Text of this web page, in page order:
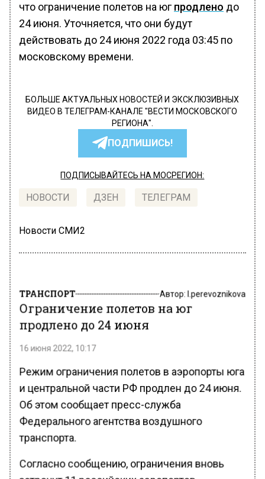
что ограничение полетов на юг продлено до
24 июня. Уточняется, что они будут
действовать до 24 июня 2022 года 03:45 по
московскому времени.
БОЛЬШЕ АКТУАЛЬНЫХ НОВОСТЕЙ И ЭКСКЛЮЗИВНЫХ
ВИДЕО В ТЕЛЕГРАМ-КАНАЛЕ "ВЕСТИ МОСКОВСКОГО
РЕГИОНА".
ПОДПИШИСЬ!
ПОДПИСЫВАЙТЕСЬ НА МОСРЕГИОН:
НОВОСТИ ДЗЕН ТЕЛЕГРАМ
Новости СМИ2
ТРАНСПОРТ Автор: l.perevoznikova
Ограничение полетов на юг
продлено до 24 июня
16 июня 2022, 10:17
Режим ограничения полетов в аэропорты юга
и центральной части РФ продлен до 24 июня.
Об этом сообщает пресс-служба
Федерального агентства воздушного
транспорта.
Согласно сообщению, ограничения вновь